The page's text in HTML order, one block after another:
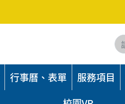
行事曆、表單 服務項目